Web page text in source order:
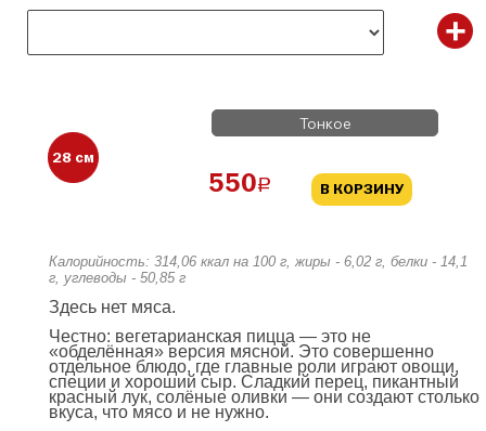
28 см
Тонкое
550a В КОРЗИНУ
Калорийность: 314,06 ккал на 100 г, жиры - 6,02 г, белки - 14,1
г, углеводы - 50,85 г
Здесь нет мяса.
Честно: вегетарианская пицца — это не
«обделённая» версия мясной. Это совершенно
отдельное блюдо, где главные роли играют овощи,
специи и хороший сыр. Сладкий перец, пикантный
красный лук, солёные оливки — они создают столько
вкуса, что мясо и не нужно.